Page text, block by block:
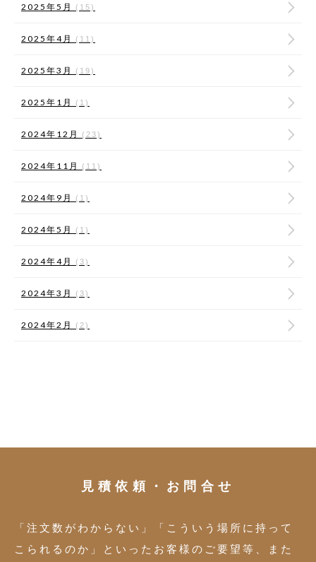
2025年5月 (15)
2025年4月 (11)
2025年3月 (19)
2025年1月 (1)
2024年12月 (23)
2024年11月 (11)
2024年9月 (1)
2024年5月 (1)
2024年4月 (3)
2024年3月 (3)
2024年2月 (2)
見積依頼・お問合せ
「注文数がわからない」「こういう場所に持って
こられるのか」といったお客様のご要望等、また